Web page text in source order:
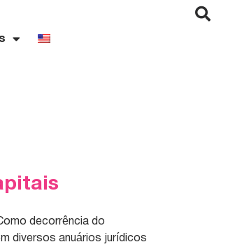
decorrência do
diversos anuários jurídicos